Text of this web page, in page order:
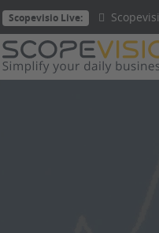
Scopevisio Live: